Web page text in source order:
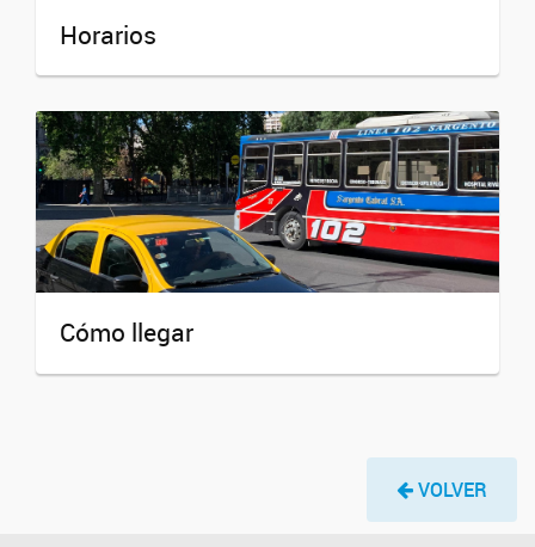
Horarios
Cómo llegar
VOLVER